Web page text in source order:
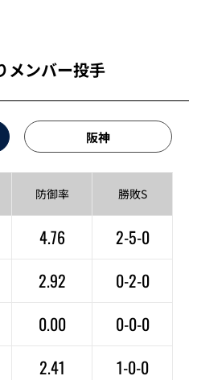
メンバー投手
阪神
防御率 勝敗S
4.76 2-5-0
2.92 0-2-0
0.00 0-0-0
2.41 1-0-0